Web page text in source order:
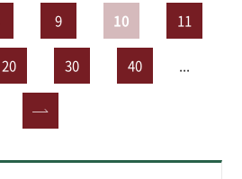
9 10 11
20 30 40 ...
»